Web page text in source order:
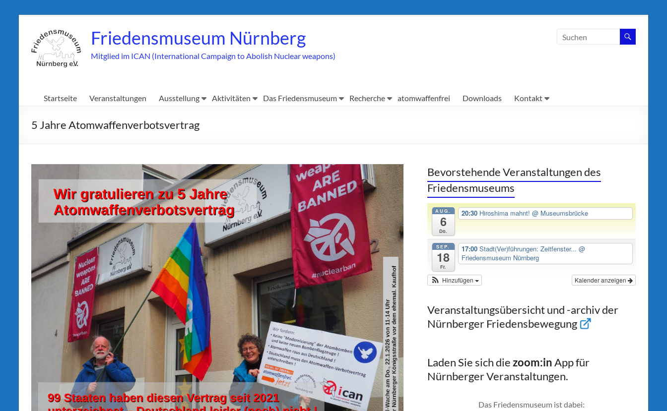
springen
Friedensmuseum Nürnberg
Mitglied im ICAN (International Campaign to Abolish Nuclear weapons)
Startseite Veranstaltungen Ausstellung Aktivitäten Das Friedensmuseum Recherche atomwaffenfrei Downloads Kontakt
5 Jahre Atomwaffenverbotsvertrag
Bevorstehende Veranstaltungen des
Friedensmuseums
AUG.
6
Do.
20:30 Hiroshima mahnt! @ Museumsbrücke
SEP.
18
Fr.
17:00 Stadt(Ver)führungen: Zeitfenster... @
Friedensmuseum Nürnberg
Kalender anzeigen
Hinzufügen
Veranstaltungsübersicht und -archiv der
Nürnberger Friedensbewegung
Laden Sie sich diezoom:inApp für
Nürnberger Veranstaltungen.
Das Friedensmuseum ist dabei: